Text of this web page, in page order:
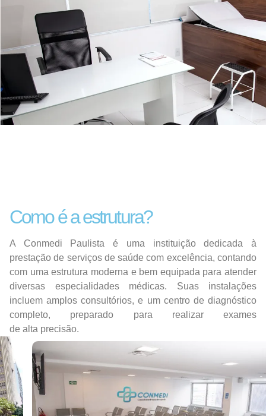
Como é a estrutura?
A Conmedi Paulista é uma instituição dedicada à
prestação de serviços de saúde com excelência, contando
com uma estrutura moderna e bem equipada para atender
diversas especialidades médicas. Suas instalações
incluem amplos consultórios, e um centro de diagnóstico
completo, preparado para realizar exames
de alta precisão.